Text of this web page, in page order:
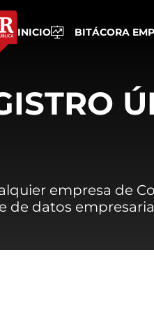
INICIO BITÁCORA
empresa de
de datos